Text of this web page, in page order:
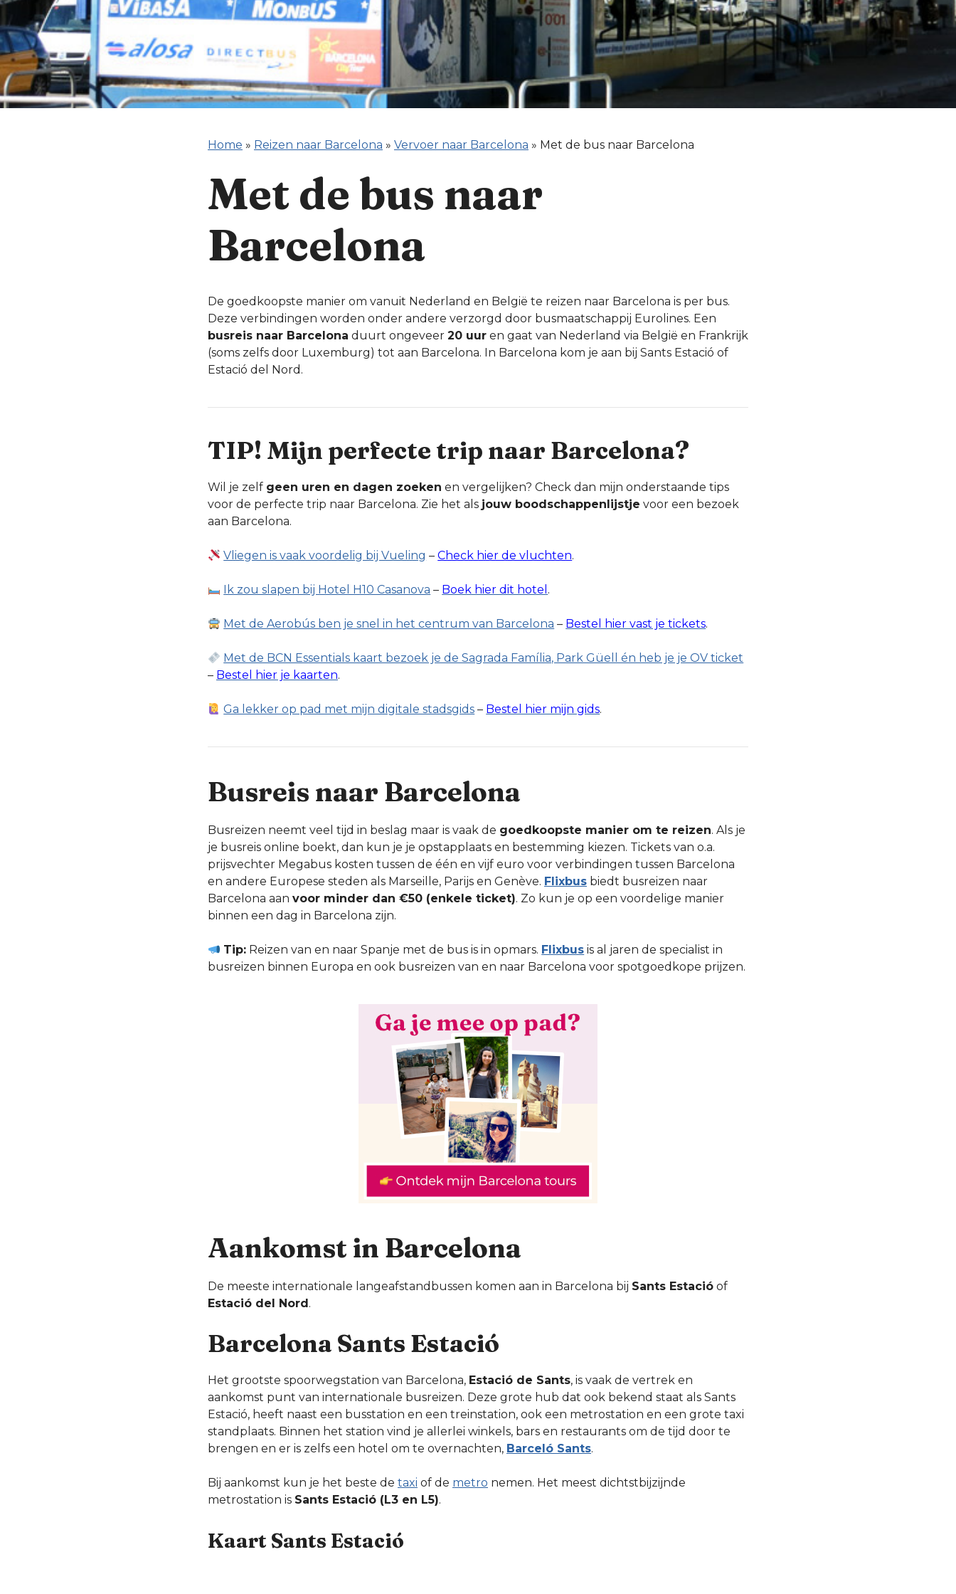
Home » Reizen naar Barcelona » Vervoer naar Barcelona » Met de bus naar Barcelona
Met de bus naar
Barcelona
De goedkoopste manier om vanuit Nederland en België te reizen naar Barcelona is per bus.
Deze verbindingen worden onder andere verzorgd door busmaatschappij Eurolines. Een
busreis naar Barcelona duurt ongeveer 20 uur en gaat van Nederland via België en Frankrijk
(soms zelfs door Luxemburg) tot aan Barcelona. In Barcelona kom je aan bij Sants Estació of
Estació del Nord.
TIP! Mijn perfecte trip naar Barcelona?
Wil je zelf geen uren en dagen zoeken en vergelijken? Check dan mijn onderstaande tips
voor de perfecte trip naar Barcelona. Zie het als jouw boodschappenlijstje voor een bezoek
aan Barcelona.
Vliegen is vaak voordelig bij Vueling –Check hier de vluchten.
Ik zou slapen bij Hotel H10 Casanova – Boek hier dit hotel .
Met de Aerobús ben je snel in het centrum van Barcelona – Bestel hier vast je tickets.
Met de BCN Essentials kaart bezoek je de Sagrada Família, Park Güell én heb je je OV ticket
– Bestel hier je kaarten.
Ga lekker op pad met mijn digitale stadsgids – Bestel hier mijn gids.
Busreis naar Barcelona
Busreizen neemt veel tijd in beslag maar is vaak de goedkoopste manier om te reizen. Als je
je busreis online boekt, dan kun je je opstapplaats en bestemming kiezen. Tickets van o.a.
prijsvechter Megabus kosten tussen de één en vijf euro voor verbindingen tussen Barcelona
en andere Europese steden als Marseille, Parijs en Genève. Flixbus biedt busreizen naar
Barcelona aan voor minder dan €50 (enkele ticket). Zo kun je op een voordelige manier
binnen een dag in Barcelona zijn.
Tip: Reizen van en naar Spanje met de bus is in opmars. Flixbus is al jaren de specialist in
busreizen binnen Europa en ook busreizen van en naar Barcelona voor spotgoedkope prijzen.
Aankomst in Barcelona
De meeste internationale langeafstandbussen komen aan in Barcelona bij Sants Estació of
Estació del Nord.
Barcelona Sants Estació
Het grootste spoorwegstation van Barcelona, Estació de Sants, is vaak de vertrek en
aankomst punt van internationale busreizen. Deze grote hub dat ook bekend staat als Sants
Estació, heeft naast een busstation en een treinstation, ook een metrostation en een grote taxi
standplaats. Binnen het station vind je allerlei winkels, bars en restaurants om de tijd door te
brengen en er is zelfs een hotel om te overnachten, Barceló Sants.
Bij aankomst kun je het beste de taxi of de metro nemen. Het meest dichtstbijzijnde
metrostation is Sants Estació (L3 en L5).
Kaart Sants Estació